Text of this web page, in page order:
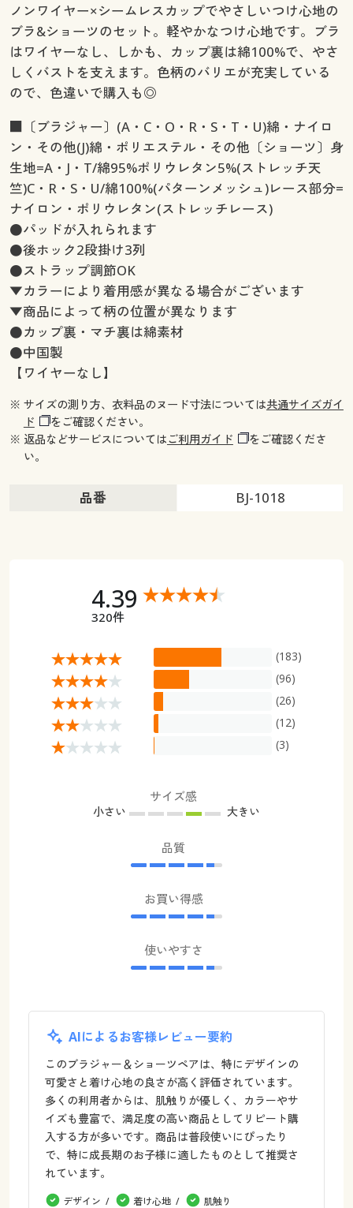
ノンワイヤー×シームレスカップでやさしいつけ心地の
ブラ&ショーツのセット。軽やかなつけ心地です。ブラ
はワイヤーなし、しかも、カップ裏は綿100%で、やさ
しくバストを支えます。色柄のバリエが充実している
ので、色違いで購入も◎
■〔ブラジャー〕(A・C・O・R・S・T・U)綿・ナイロ
ン・その他(J)綿・ポリエステル・その他〔ショーツ〕身
生地=A・J・T/綿95%ポリウレタン5%(ストレッチ天
竺)C・R・S・U/綿100%(パターンメッシュ)レース部分=
ナイロン・ポリウレタン(ストレッチレース)
●パッドが入れられます
●後ホック2段掛け3列
●ストラップ調節OK
▼カラーにより着用感が異なる場合がございます
▼商品によって柄の位置が異なります
●カップ裏・マチ裏は綿素材
●中国製
【ワイヤーなし】
※ サイズの測り方、衣料品のヌード寸法については共通サイズガイ
ド
をご確認ください。
※ 返品などサービスについてはご利用ガイド
をご確認くださ
い。
品番 BJ-1018
4.39
320件
(183)
(96)
(26)
(12)
(3)
サイズ感
小さい 大きい
品質
お買い得感
使いやすさ
AIによるお客様レビュー要約
このブラジャー＆ショーツペアは、特にデザインの
可愛さと着け心地の良さが高く評価されています。
多くの利用者からは、肌触りが優しく、カラーやサ
イズも豊富で、満足度の高い商品としてリピート購
入する方が多いです。商品は普段使いにぴったり
で、特に成長期のお子様に適したものとして推奨さ
れています。
デザイン 着け心地 肌触り